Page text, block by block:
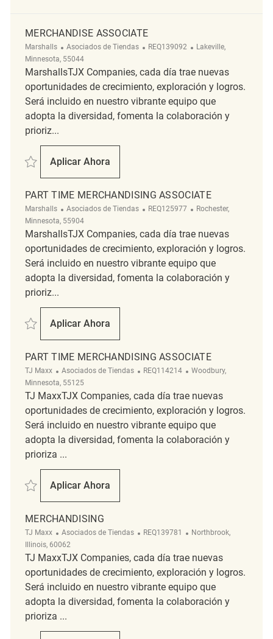
MERCHANDISE ASSOCIATE
Marshalls Categoría
Asociados de Tiendas ReqId
REQ139092 Ubicación
Lakeville,
Minnesota, 55044
MarshallsTJX Companies, cada día trae nuevas
oportunidades de crecimiento, exploración y logros.
Será incluido en nuestro vibrante equipo que
adopta la diversidad, fomenta la colaboración y
prioriz...
Salvar Merchandise Associate REQ139092
Aplicar Ahora
Merchandise Associate
PART TIME MERCHANDISING ASSOCIATE
Marshalls Categoría
Asociados de Tiendas ReqId
REQ125977 Ubicación
Rochester,
Minnesota, 55904
MarshallsTJX Companies, cada día trae nuevas
oportunidades de crecimiento, exploración y logros.
Será incluido en nuestro vibrante equipo que
adopta la diversidad, fomenta la colaboración y
prioriz...
Salvar Part Time Merchandising Associate REQ125977
Aplicar Ahora
Part Time Merchandising Associate
PART TIME MERCHANDISING ASSOCIATE
TJ Maxx Categoría
Asociados de Tiendas ReqId
REQ114214 Ubicación
Woodbury,
Minnesota, 55125
TJ MaxxTJX Companies, cada día trae nuevas
oportunidades de crecimiento, exploración y logros.
Será incluido en nuestro vibrante equipo que
adopta la diversidad, fomenta la colaboración y
prioriza ...
Salvar Part Time Merchandising Associate REQ114214
Aplicar Ahora
Part Time Merchandising Associate
MERCHANDISING
TJ Maxx Categoría
Asociados de Tiendas ReqId
REQ139781 Ubicación
Northbrook,
Illinois, 60062
TJ MaxxTJX Companies, cada día trae nuevas
oportunidades de crecimiento, exploración y logros.
Será incluido en nuestro vibrante equipo que
adopta la diversidad, fomenta la colaboración y
prioriza ...